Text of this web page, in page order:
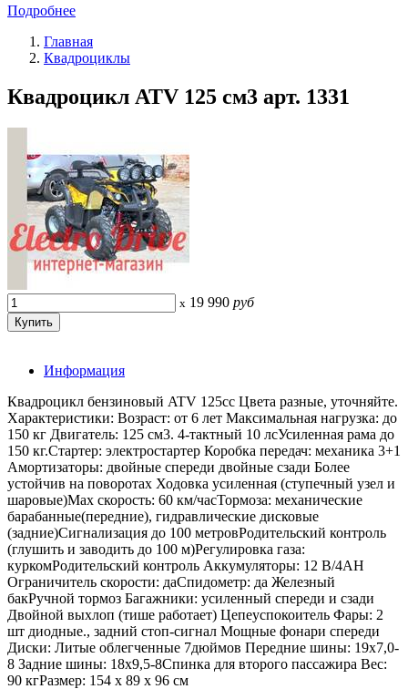
Подробнее
Главная
Квадроциклы
Квадроцикл ATV 125 см3 арт. 1331
x 19 990 руб
Информация
Квадроцикл бензиновый ATV 125сс Цвета разные, уточняйте.
Характеристики: Возраст: от 6 лет Максимальная нагрузка: до
150 кг Двигатель: 125 см3. 4-тактный 10 лсУсиленная рама до
150 кг.Стартер: электростартер Коробка передач: механика 3+1
Амортизаторы: двойные спереди двойные сзади Более
устойчив на поворотах Ходовка усиленная (ступечный узел и
шаровые)Max скорость: 60 км/часТормоза: механические
барабанные(передние), гидравлические дисковые
(задние)Сигнализация до 100 метровРодительский контроль
(глушить и заводить до 100 м)Регулировка газа:
куркомРодительский контроль Аккумуляторы: 12 В/4AH
Ограничитель скорости: даСпидометр: да Железный
бакРучной тормоз Багажники: усиленный спереди и сзади
Двойной выхлоп (тише работает) Цепеуспокоитель Фары: 2
шт диодные., задний стоп-сигнал Мощные фонари спереди
Диски: Литые облегченные 7дюймов Передние шины: 19х7,0-
8 Задние шины: 18х9,5-8Спинка для второго пассажира Вес:
90 кгРазмер: 154 х 89 х 96 см